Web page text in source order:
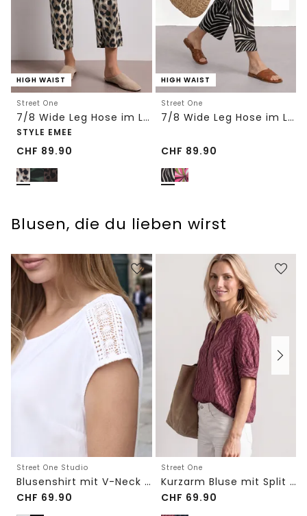
HIGH WAIST
Street One
7/8 Wide Leg Hose im Loose Fit mit Print
STYLE EMEE
CHF 89.90
HIGH WAIST
Street One
7/8 Wide Leg Hose im Loose Fit
CHF 89.90
Blusen, die du lieben wirst
Street One Studio
Blusenshirt mit V-Neck und Spitze
CHF 69.90
Street One
Kurzarm Bluse mit Split Neck und Elastiksaum
CHF 69.90